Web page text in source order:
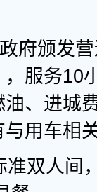
府颁发
服务10
、进城
用车相
双人间